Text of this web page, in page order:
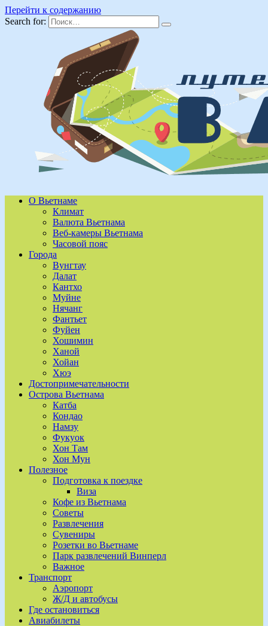
Перейти к содержанию
Search for:
О Вьетнаме
Климат
Валюта Вьетнама
Веб-камеры Вьетнама
Часовой пояс
Города
Вунгтау
Далат
Кантхо
Муйне
Нячанг
Фантьет
Фуйен
Хошимин
Ханой
Хойан
Хюэ
Достопримечательности
Острова Вьетнама
Катба
Кондао
Намзу
Фукуок
Хон Там
Хон Мун
Полезное
Подготовка к поездке
Виза
Кофе из Вьетнама
Советы
Развлечения
Сувениры
Розетки во Вьетнаме
Парк развлечений Винперл
Важное
Транспорт
Аэропорт
Ж/Д и автобусы
Где остановиться
Авиабилеты